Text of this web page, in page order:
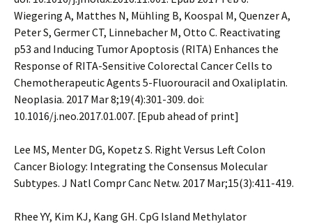
Wiegering A, Matthes N, Mühling B, Koospal M, Quenzer A,
Peter S, Germer CT, Linnebacher M, Otto C. Reactivating
p53 and Inducing Tumor Apoptosis (RITA) Enhances the
Response of RITA-Sensitive Colorectal Cancer Cells to
Chemotherapeutic Agents 5-Fluorouracil and Oxaliplatin.
Neoplasia. 2017 Mar 8;19(4):301-309. doi:
10.1016/j.neo.2017.01.007. [Epub ahead of print]
Lee MS, Menter DG, Kopetz S. Right Versus Left Colon
Cancer Biology: Integrating the Consensus Molecular
Subtypes. J Natl Compr Canc Netw. 2017 Mar;15(3):411-419.
Rhee YY, Kim KJ, Kang GH. CpG Island Methylator